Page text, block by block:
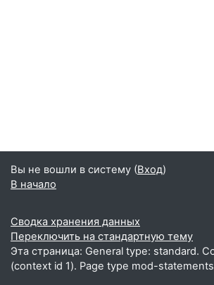
Вы не вошли в систему (Вход)
В начало
Сводка хранения данных
Переключить на стандартную тему
Эта страница: General type: standard.
(context id 1). Page type mod-